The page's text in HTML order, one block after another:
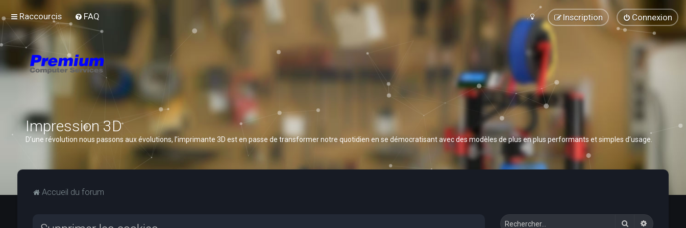
Raccourcis FAQ Connexion
Inscription
Impression 3D
D’une révolution nous passons aux évolutions, l’imprimante 3D est en passe de transformer notre quotidien en se démocratisant avec des modèles de plus en plus performants et simples d’usage.
Accueil du forum
Rechercher